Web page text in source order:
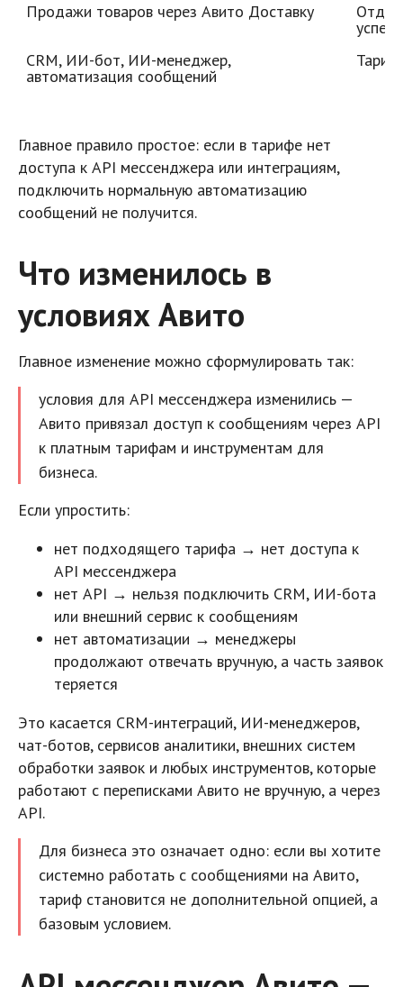
Продажи товаров через Авито Доставку
CRM, ИИ-бот, ИИ-менеджер,
автоматизация сообщений
Главное правило простое: если в тарифе нет
доступа к API мессенджера или интеграциям,
подключить нормальную автоматизацию
сообщений не получится.
Что изменилось в
условиях Авито
Главное изменение можно сформулировать так:
условия для API мессенджера изменились —
Авито привязал доступ к сообщениям через API
к платным тарифам и инструментам для
бизнеса.
Если упростить:
нет подходящего тарифа → нет доступа к
API мессенджера
нет API → нельзя подключить CRM, ИИ-бота
или внешний сервис к сообщениям
нет автоматизации → менеджеры
продолжают отвечать вручную, а часть заявок
теряется
Это касается CRM-интеграций, ИИ-менеджеров,
чат-ботов, сервисов аналитики, внешних систем
обработки заявок и любых инструментов, которые
работают с переписками Авито не вручную, а через
API.
Для бизнеса это означает одно: если вы хотите
системно работать с сообщениями на Авито,
тариф становится не дополнительной опцией, а
базовым условием.